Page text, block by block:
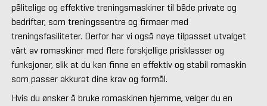
pålitelige og effektive treningsmaskiner til både private og
bedrifter, som treningssentre og firmaer med
treningsfasiliteter. Derfor har vi også nøye tilpasset utvalget
vårt av romaskiner med flere forskjellige prisklasser og
funksjoner, slik at du kan finne en effektiv og stabil romaskin
som passer akkurat dine krav og formål.
Hvis du ønsker å bruke romaskinen hjemme, velger du en